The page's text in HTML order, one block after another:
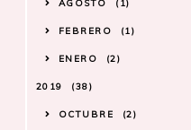
AGOSTO 1
FEBRERO 1
ENERO 2
2019 38
OCTUBRE 2